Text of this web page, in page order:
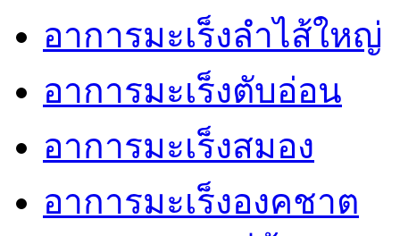
อาการมะเร็งลำไส้ใหญ่
อาการมะเร็งตับอ่อน
อาการมะเร็งสมอง
อาการมะเร็งองคชาต